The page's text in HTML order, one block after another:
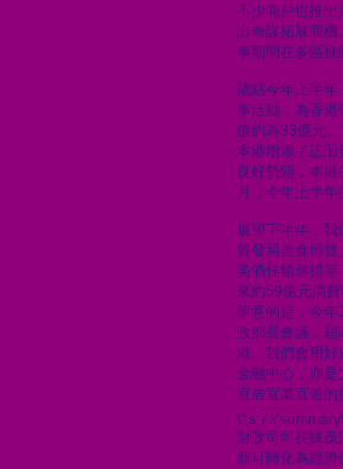
不少商戶也推出
出奇謀拓展商
事期間在多區推
總結今年上半
事活動，為香
值約為33億元
本港增添了正面
良好勢頭，本
月，今年上半
展望下半年，
貿發局美食博
美酒佳餚巡禮
來約59億元消
留意的是，今
政部長會議，屆
港。我們會用好
金融中心，亦是
宜居宜業宜遊的
財政司司長陳
新可轉化為經